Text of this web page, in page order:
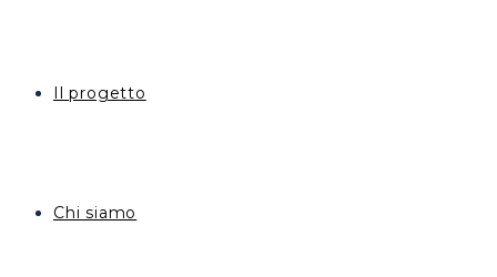
Il progetto
Chi siamo